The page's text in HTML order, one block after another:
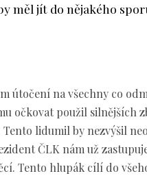
měl jít do nějakého
útočení na všechny co
očkovat použil silnějších
lidumil by nezvýšil
ČLK nám už
Tento hlupák cílí do